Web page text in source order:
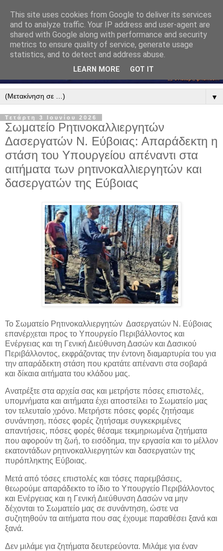
▼
Τετάρτη 3 Ιουνίου 2026
Σωματείο Ρητινοκαλλιεργητών
Δασεργατών Ν. Εύβοιας: Απαράδεκτη η
στάση του Υπουργείου απέναντι στα
αιτήματα των ρητινοκαλλιεργητών και
δασεργατών της Εύβοιας
Το Σωματείο Ρητινοκαλλιεργητών Δασεργατών Ν. Εύβοιας
επανέρχεται προς το Υπουργείο Περιβάλλοντος και
Ενέργειας και τη Γενική Διεύθυνση Δασών και Δασικού
Περιβάλλοντος, εκφράζοντας την έντονη διαμαρτυρία του για
την απαράδεκτη στάση που κρατάτε απέναντι στα σοβαρά
και δίκαια αιτήματα του κλάδου μας.
Ανατρέξτε στα αρχεία σας και μετρήστε πόσες επιστολές,
υπομνήματα και αιτήματα έχει αποστείλει το Σωματείο μας
τον τελευταίο χρόνο. Μετρήστε πόσες φορές ζητήσαμε
συνάντηση, πόσες φορές ζητήσαμε συγκεκριμένες
απαντήσεις, πόσες φορές θέσαμε τεκμηριωμένα ζητήματα
που αφορούν τη ζωή, το εισόδημα, την εργασία και το μέλλον
εκατοντάδων ρητινοκαλλιεργητών και δασεργατών της
πυρόπληκτης Εύβοιας.
Μετά από τόσες επιστολές και τόσες παρεμβάσεις,
θεωρούμε απαράδεκτο το ίδιο το Υπουργείο Περιβάλλοντος
και Ενέργειας και η Γενική Διεύθυνση Δασών να μην
δέχονται το Σωματείο μας σε συνάντηση, ώστε να
συζητηθούν τα αιτήματα που σας έχουμε παραθέσει ξανά και
ξανά.
Δεν μιλάμε για ζητήματα δευτερεύοντα. Μιλάμε για έναν
This site uses cookies from Google to deliver its services
and to analyze traffic. Your IP address and user-agent are
shared with Google along with performance and security
metrics to ensure quality of service, generate usage
statistics, and to detect and address abuse.
LEARN MORE GOT IT